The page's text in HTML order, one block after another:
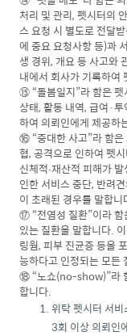
처리 및 관리, 펫시터의
스 요청 시 별도로 전달
에 중요 요청사항 등)과
생 경위, 개요 등 사고와
내에서 회사가 기록하여
⑮ “돌봄일지”라 함은 펫
상태, 활동 내역, 급여·
하여 의뢰인에게 제공하
⑯ “중대한 사고”라 함은
협, 공격으로 인하여 펫
신체적∙재산적 피해가
인한 서비스 중단, 반려
이 초래된 경우를 말합니
⑰ “전염성 질환”이라 함
있는 질환을 말합니다.
링웜, 피부 진균증 등을
능하다고 인정되는 모든
⑱ “노쇼(no-show)”라
합니다.
위탁 펫시터 서
3회 이상 의뢰인